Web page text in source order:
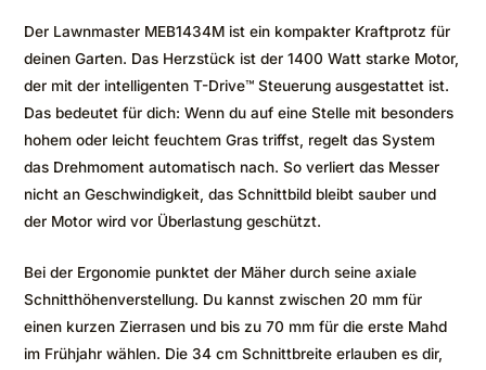
Der Lawnmaster MEB1434M ist ein kompakter Kraftprotz für
deinen Garten. Das Herzstück ist der 1400 Watt starke Motor,
der mit der intelligenten T-Drive™ Steuerung ausgestattet ist.
Das bedeutet für dich: Wenn du auf eine Stelle mit besonders
hohem oder leicht feuchtem Gras triffst, regelt das System
das Drehmoment automatisch nach. So verliert das Messer
nicht an Geschwindigkeit, das Schnittbild bleibt sauber und
der Motor wird vor Überlastung geschützt.
Bei der Ergonomie punktet der Mäher durch seine axiale
Schnitthöhenverstellung. Du kannst zwischen 20 mm für
einen kurzen Zierrasen und bis zu 70 mm für die erste Mahd
im Frühjahr wählen. Die 34 cm Schnittbreite erlauben es dir,